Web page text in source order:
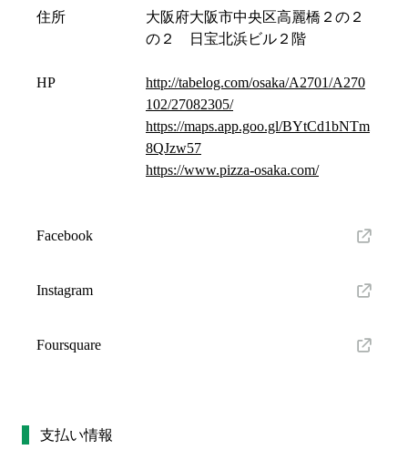
住所
大阪府大阪市中央区高麗橋２の２
の２ 日宝北浜ビル２階
HP
http://tabelog.com/osaka/A2701/A270
102/27082305/
https://maps.app.goo.gl/BYtCd1bNTm
8QJzw57
https://www.pizza-osaka.com/
Facebook
Instagram
Foursquare
支払い情報